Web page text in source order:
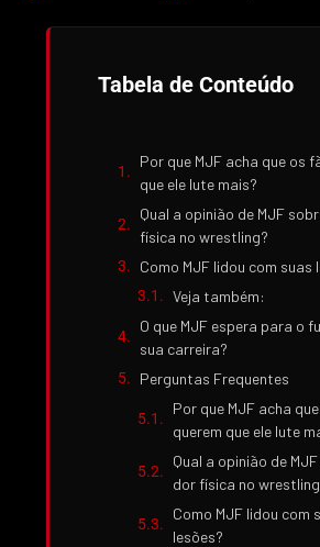
Tabela de Conteúdo
Por que MJF acha que os
que ele lute mais?
Qual a opinião de MJF
física no wrestling?
Como MJF lidou com suas
Veja também:
O que MJF espera para o
sua carreira?
Perguntas Frequentes
Por que MJF acha
querem que ele lute
Qual a opinião de
dor física no
Como MJF lidou com
lesões?